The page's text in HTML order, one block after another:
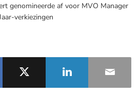
genomineerde af voor MVO Manager
verkiezingen